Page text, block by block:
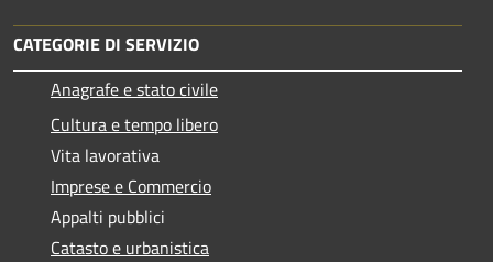
CATEGORIE DI SERVIZIO
Anagrafe e stato civile
Cultura e tempo libero
Vita lavorativa
Imprese e Commercio
Appalti pubblici
Catasto e urbanistica